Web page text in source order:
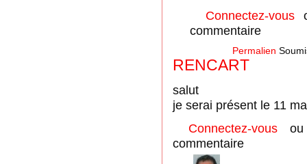
Connectez-vous
commentaire
Permalien
RENCART
salut
je serai présent le 11
Connectez-vous
commentaire